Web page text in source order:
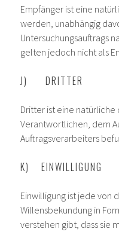
Empfänger ist eine
werden, unabhängig
Untersuchungsauftrags
gelten jedoch nicht als
J) DRITTER
Dritter ist eine
Verantwortlichen, dem
Auftragsverarbeiters
K) EINWILLIGUNG
Einwilligung ist jede von
Willensbekundung in
verstehen gibt, dass sie